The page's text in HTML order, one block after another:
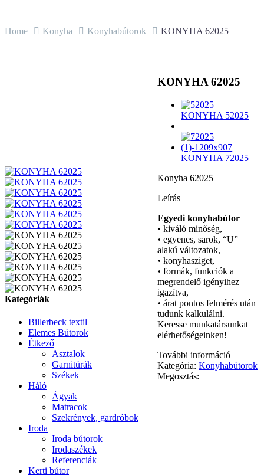
Home Konyha Konyhabútorok KONYHA 62025
KONYHA 62025
KONYHA 52025
KONYHA 72025
Konyha 62025
Leírás
Egyedi konyhabútor
• kiváló minőség,
• egyenes, sarok, “U”
alakú változatok,
• konyhasziget,
• formák, funkciók a
megrendelő igényihez
igazítva,
• árat pontos felmérés után
tudunk kalkulálni.
Keresse munkatársunkat
elérhetőségeinken!
További információ
Kategória:Konyhabútorok
Megosztás:
Kategóriák
Billerbeck textil
Elemes Bútorok
Étkező
Asztalok
Garnitúrák
Székek
Háló
Ágyak
Matracok
Szekrények, gardróbok
Iroda
Iroda bútorok
Irodaszékek
Referenciák
Kerti bútor